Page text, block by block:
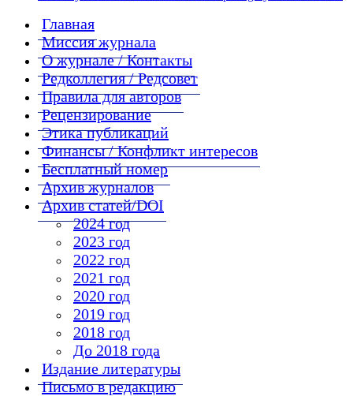
Главная
Миссия журнала
О журнале / Контакты
Редколлегия / Редсовет
Правила для авторов
Рецензирование
Этика публикаций
Финансы / Конфликт интересов
Бесплатный номер
Архив журналов
Архив статей/DOI
2024 год
2023 год
2022 год
2021 год
2020 год
2019 год
2018 год
До 2018 года
Издание литературы
Письмо в редакцию